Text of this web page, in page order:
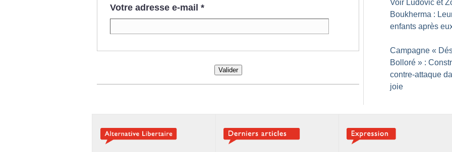
Votre adresse e-mail *
Valider
Voir Ludovic et
Boukherma :
enfants après
Campagne «
Bolloré » :
contre-attaque
joie